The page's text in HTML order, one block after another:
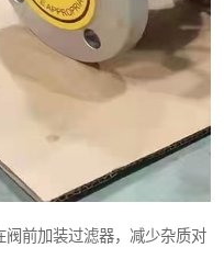
前加装过滤器，减少杂质对